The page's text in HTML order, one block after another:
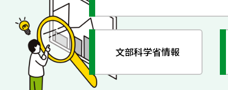
文部科学省情報